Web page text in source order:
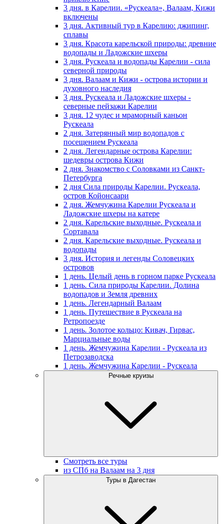
3 дня. в Карелии. «Рускеала», Валаам, Кижи
включены
3 дня. Активный тур в Карелию: джипинг,
сплавы
3 дня. Красота карельской природы: древние
водопады и Ладожские шхеры
3 дня. Рускеала и водопады Карелии - сила
северной природы
3 дня. Валаам и Кижи - острова истории и
духовного наследия
3 дня. Рускеала и Ладожские шхеры -
северные пейзажи Карелии
3 дня. 12 чудес и мраморный каньон
Рускеала
2 дня. Затерянный мир водопадов с
посещением Рускеала
2 дня. Легендарные острова Карелии:
шедевры острова Кижи
2 дня. Знакомство с Соловками из Санкт-
Петербурга
2 дня Сила природы Карелии. Рускеала,
остров Койонсаари
2 дня. Жемчужина Карелии Рускеала и
Ладожские шхеры на катере
2 дня. Карельские выходные. Рускеала и
Сортавала
2 дня. Карельские выходные. Рускеала и
водопады
3 дня. История и легенды Соловецких
островов
1 день. Целый день в горном парке Рускеала
1 день. Сила природы Карелии. Долина
водопадов и Земля древних
1 день. Легендарный Валаам
1 день. Путешествие в Рускеала на
Ретропоезде
1 день. Золотое кольцо: Кивач, Гирвас,
Марциальные воды
1 день. Жемчужина Карелии - Рускеала из
Петрозаводска
1 день. Жемчужина Карелии - Рускеала
Речные круизы
Смотреть все туры
из СПб на Валаам на 3 дня
Туры в Дагестан